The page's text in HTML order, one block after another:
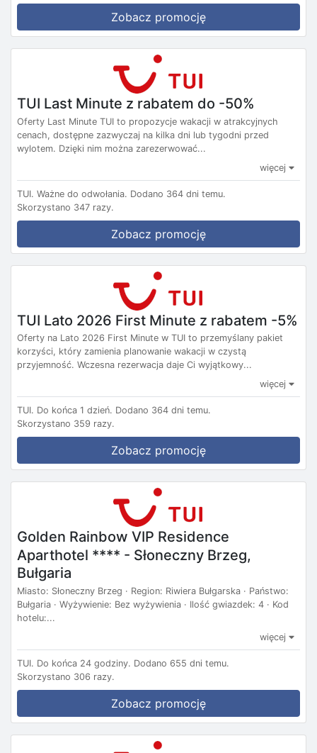
Zobacz promocję
TUI Last Minute z rabatem do -50%
Oferty Last Minute TUI to propozycje wakacji w atrakcyjnych
cenach, dostępne zazwyczaj na kilka dni lub tygodni przed
wylotem. Dzięki nim można zarezerwować...
więcej
TUI. Ważne do odwołania. Dodano 364 dni temu.
Skorzystano 347 razy.
Zobacz promocję
TUI Lato 2026 First Minute z rabatem -5%
Oferty na Lato 2026 First Minute w TUI to przemyślany pakiet
korzyści, który zamienia planowanie wakacji w czystą
przyjemność. Wczesna rezerwacja daje Ci wyjątkowy...
więcej
TUI. Do końca 1 dzień. Dodano 364 dni temu.
Skorzystano 359 razy.
Zobacz promocję
Golden Rainbow VIP Residence
Aparthotel **** - Słoneczny Brzeg,
Bułgaria
Miasto: Słoneczny Brzeg · Region: Riwiera Bułgarska · Państwo:
Bułgaria · Wyżywienie: Bez wyżywienia · Ilość gwiazdek: 4 · Kod
hotelu:...
więcej
TUI. Do końca 24 godziny. Dodano 655 dni temu.
Skorzystano 306 razy.
Zobacz promocję